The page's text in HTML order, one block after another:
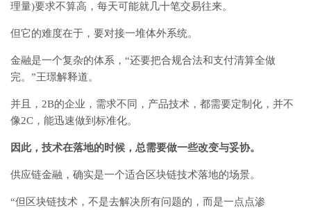
理量)要求不算高，每天可能就几十笔交易往来。
但它的难度在于，要对接一堆体外系统。
金融是一个复杂的体系，“还要把合规合法和支付清算全做
完。”王璟解释道。
并且，2B的企业，需求不同，产品技术，都需要定制化，并不
像2C，能迅速做到标准化。
因此，技术在落地的时候，总需要做一些改变与妥协。
供应链金融，确实是一个适合区块链技术落地的场景。
“但区块链技术，不是去解决所有问题的，而是一点点渗